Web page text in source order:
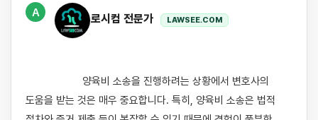
A
로시컴 전문가 LAWSEE.COM
도움을 받는 것은 매우 중요합니다. 특히, 양육비 소송은 법적